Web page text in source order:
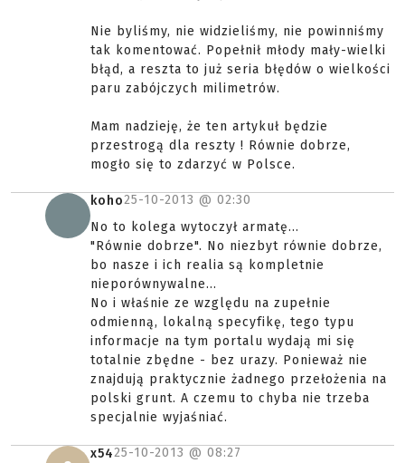
Nie byliśmy, nie widzieliśmy, nie powinniśmy
tak komentować. Popełnił młody mały-wielki
błąd, a reszta to już seria błędów o wielkości
paru zabójczych milimetrów.
Mam nadzieję, że ten artykuł będzie
przestrogą dla reszty ! Równie dobrze,
mogło się to zdarzyć w Polsce.
koho25-10-2013 @ 02:30
No to kolega wytoczył armatę...
"Równie dobrze". No niezbyt równie dobrze,
bo nasze i ich realia są kompletnie
nieporównywalne...
No i właśnie ze względu na zupełnie
odmienną, lokalną specyfikę, tego typu
informacje na tym portalu wydają mi się
totalnie zbędne - bez urazy. Ponieważ nie
znajdują praktycznie żadnego przełożenia na
polski grunt. A czemu to chyba nie trzeba
specjalnie wyjaśniać.
x5425-10-2013 @ 08:27